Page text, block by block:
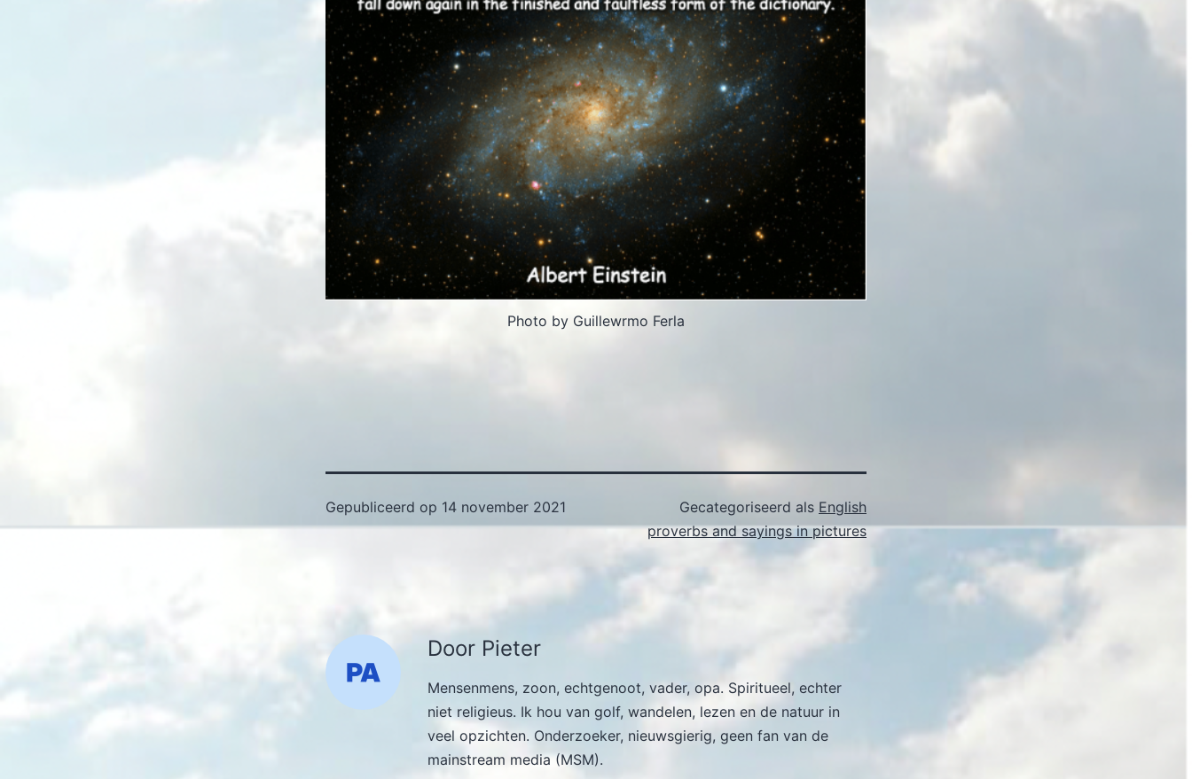
Photo by Guillewrmo Ferla
Gepubliceerd op 14 november 2021 Gecategoriseerd als English
proverbs and sayings in pictures
Door Pieter
Mensenmens, zoon, echtgenoot, vader, opa. Spiritueel, echter
niet religieus. Ik hou van golf, wandelen, lezen en de natuur in
veel opzichten. Onderzoeker, nieuwsgierig, geen fan van de
mainstream media (MSM).